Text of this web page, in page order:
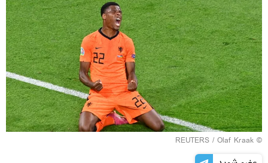
©
REUTERS / Olaf Kraak